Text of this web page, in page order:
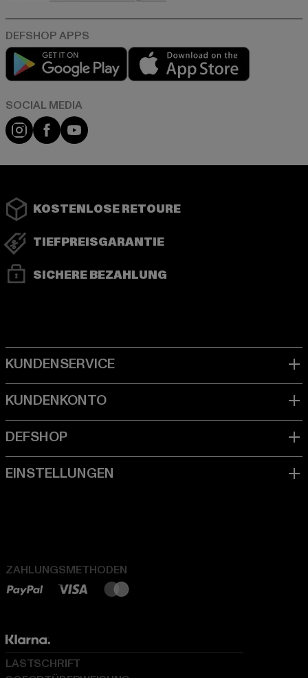
Play market
Instagram
FacebookYouTube
KOSTENLOSE RETOURE
TIEFPREISGARANTIE
SICHERE BEZAHLUNG
ZAHLUNGSMETHODEN
LASTSCHRIFT